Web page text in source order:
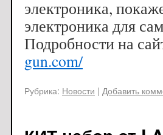
электроника,
электроника для
Подробности на
gun.com/
Рубрика: Новости | Добавить